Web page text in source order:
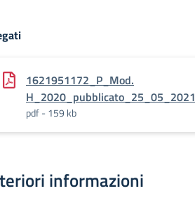
1621951172_P_Mod.
H_2020_pubblicato_25_05_2021
pdf - 159 kb
informazioni